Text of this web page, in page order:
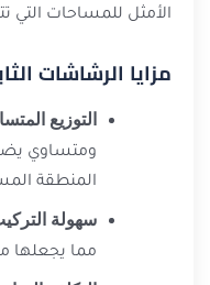
الأمثل للمساحات التي
مزايا الرشاشات
التوزيع
ومتساوي
المنطقة
سهولة
مما يجعلها